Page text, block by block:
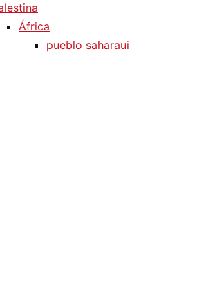
África
pueblo saharaui